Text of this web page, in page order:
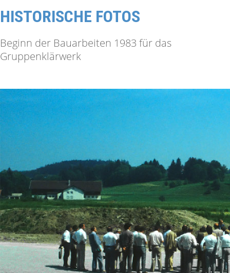
HISTORISCHE FOTOS
Beginn der Bauarbeiten 1983 für das
Gruppenklärwerk